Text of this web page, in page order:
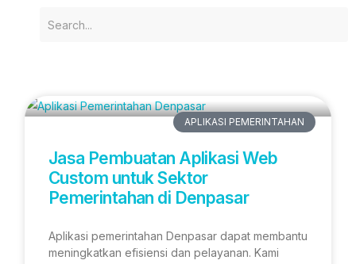
APLIKASI PEMERINTAHAN
Jasa Pembuatan Aplikasi Web
Custom untuk Sektor
Pemerintahan di Denpasar
Aplikasi pemerintahan Denpasar dapat membantu
meningkatkan efisiensi dan pelayanan. Kami